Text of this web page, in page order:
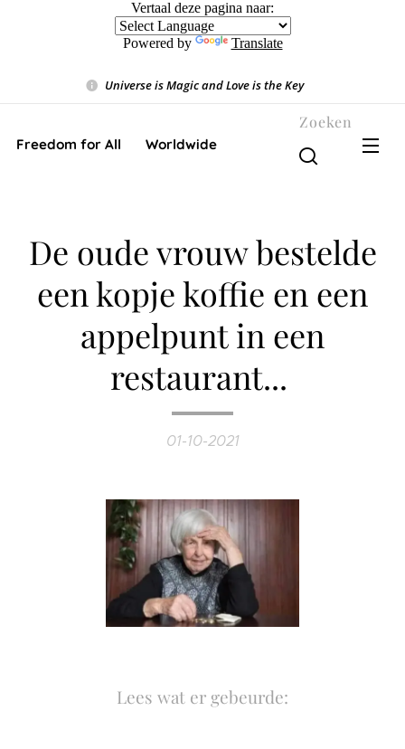
Vertaal deze pagina naar:
Powered by Translate
Universe is Magic and Love is the Key❤️
Freedom for All ❤️ Worldwide
Zoeken
De oude vrouw bestelde
een kopje koffie en een
appelpunt in een
restaurant...
01-10-2021
Lees wat er gebeurde: